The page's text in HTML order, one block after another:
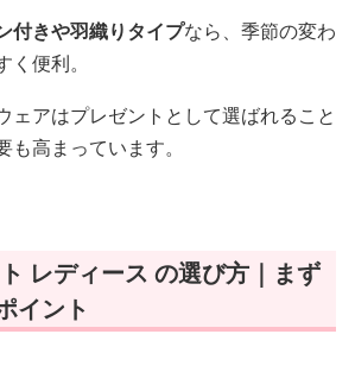
付きや羽織りタイプなら、季節の変わ
便利。
ェアはプレゼントとして選ばれること
も高まっています。
レディース の選び方｜まず
イント